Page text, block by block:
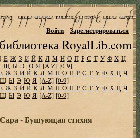
RoyalLib.com
Войти Зарегистрироваться
Е Ж З И Й К Л М Н О П Р С Т У Ф Х Ц
Щ Ы Э Ю Я [A-Z] [0-9]
Ж З И Й К Л М Н О П Р С Т У Ф Х Ц Ч
Щ Ы Э Ю Я [A-Z] [0-9]
Ж З И Й К Л М Н О П Р С Т У Ф Х Ц Ч
Щ Ы Э Ю Я [A-Z] [0-9]
- Бушующая стихия